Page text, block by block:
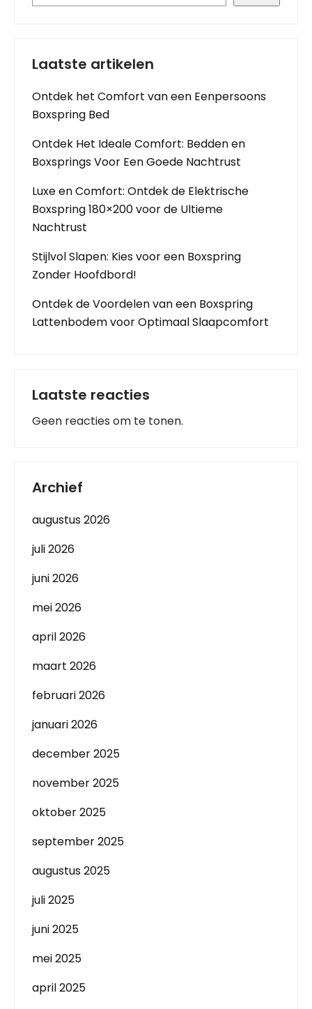
Laatste artikelen
Ontdek het Comfort van een Eenpersoons
Boxspring Bed
Ontdek Het Ideale Comfort: Bedden en
Boxsprings Voor Een Goede Nachtrust
Luxe en Comfort: Ontdek de Elektrische
Boxspring 180×200 voor de Ultieme
Nachtrust
Stijlvol Slapen: Kies voor een Boxspring
Zonder Hoofdbord!
Ontdek de Voordelen van een Boxspring
Lattenbodem voor Optimaal Slaapcomfort
Laatste reacties
Geen reacties om te tonen.
Archief
augustus 2026
juli 2026
juni 2026
mei 2026
april 2026
maart 2026
februari 2026
januari 2026
december 2025
november 2025
oktober 2025
september 2025
augustus 2025
juli 2025
juni 2025
mei 2025
april 2025